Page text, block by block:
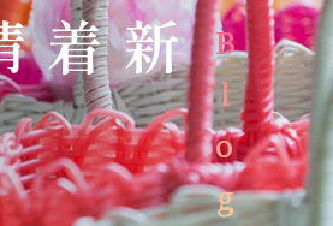
Dining
お料理
Access
交通アクセス
Blog